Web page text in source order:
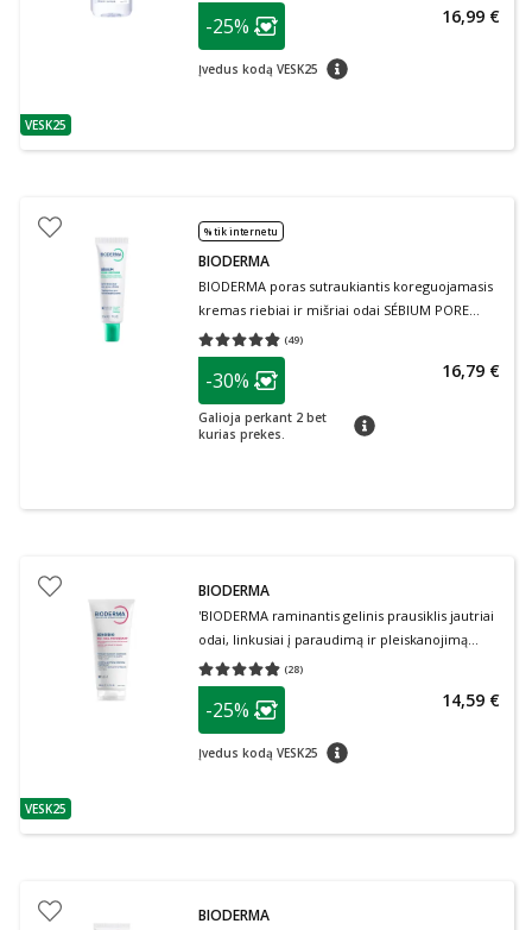
patarimas
VESK25
patarimas
Lojalumo klubo narių nuolaida
-25%
Įvedus kodą VESK25 patarimas
16,99 €
% tik internetu
BIODERMA
BIODERMA poras sutraukiantis koreguojamasis
kremas riebiai ir mišriai odai SÉBIUM PORE
REFINER, 30 ml
(49)
Vidutinis įvertinimas 4.80
patarimas
Lojalumo klubo narių nuolaida
-30%
Galioja perkant 2 bet
kurias prekes.
patarimas
16,79 €
patarimas
VESK25
BIODERMA
'BIODERMA raminantis gelinis prausiklis jautriai
odai, linkusiai į paraudimą ir pleiskanojimą
SENSIBIO DS+, 200 ml
(28)
Vidutinis įvertinimas 4.82
patarimas
Lojalumo klubo narių nuolaida
-25%
Įvedus kodą VESK25 patarimas
14,59 €
BIODERMA